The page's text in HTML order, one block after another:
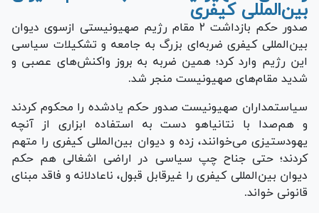
بین‌المللی کیفری
صدور حکم بازداشت ۲ مقام رژیم صهیونیستی ازسوی دیوان
بین‌المللی کیفری ضربه‌ای بزرگ به جامعه و تشکیلات سیاسی
این رژیم وارد کرد؛ همین ضربه به بروز واکنش‌های عصبی و
شدید مقام‌های صهیونیست منجر شد.
سیاستمداران صهیونیست صدور حکم یادشده را محکوم کردند
و هم‌صدا با نتانیاهو دست به استفاده ابزاری از آنچه
یهودستیزی می‌خوانند، زده و دیوان بین‌المللی کیفری را متهم
کردند؛ حتی جناح چپ سیاسی در اراضی اشغالی هم حکم
دیوان بین‌المللی کیفری را غیرقابل قبول، ناعادلانه و فاقد مبنای
قانونی خواند.